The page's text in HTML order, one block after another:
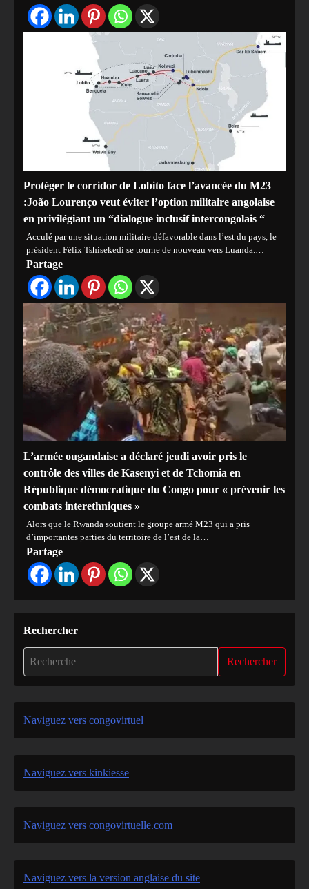
Protéger le corridor de Lobito face l’avancée du M23
:João Lourenço veut éviter l’option militaire angolaise
en privilégiant un “dialogue inclusif intercongolais “
Acculé par une situation militaire défavorable dans l’est du pays, le
président Félix Tshisekedi se tourne de nouveau vers Luanda.…
Partage
L’armée ougandaise a déclaré jeudi avoir pris le
contrôle des villes de Kasenyi et de Tchomia en
République démocratique du Congo pour « prévenir les
combats interethniques »
Alors que le Rwanda soutient le groupe armé M23 qui a pris
d’importantes parties du territoire de l’est de la…
Partage
Rechercher
Rechercher
Naviguez vers congovirtuel
Naviguez vers kinkiesse
Naviguez vers congovirtuelle.com
Naviguez vers la version anglaise du site